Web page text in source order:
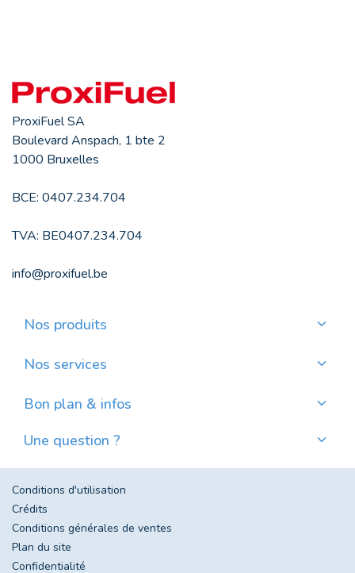
ProxiFuel SA
Boulevard Anspach, 1 bte 2
1000 Bruxelles
BCE: 0407.234.704
TVA: BE0407.234.704
info@proxifuel.be
Nos produits
Commander des pellets de qualité
Nos services
Où trouver mes pellets ?
Bon plan & infos
Évolution du prix du mazout en Belgique
Une question ?
Conditions d'utilisation
Crédits
Conditions générales de ventes
Plan du site
Confidentialité